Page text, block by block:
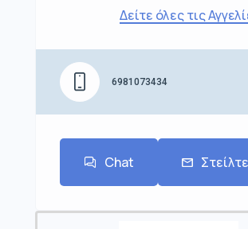
Δείτε όλες τις
6981073434
Chat